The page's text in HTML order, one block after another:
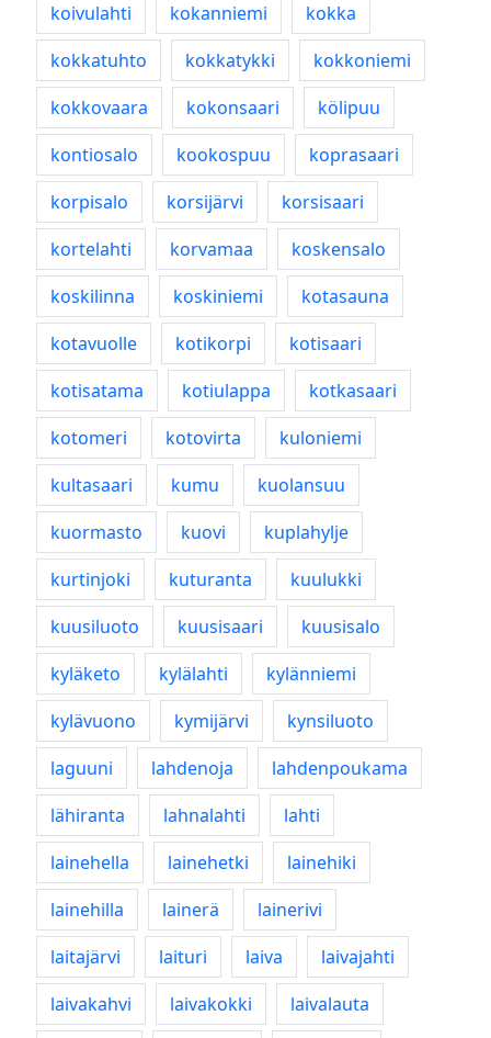
koivulahti
kokanniemi
kokka
kokkatuhto
kokkatykki
kokkoniemi
kokkovaara
kokonsaari
kölipuu
kontiosalo
kookospuu
koprasaari
korpisalo
korsijärvi
korsisaari
kortelahti
korvamaa
koskensalo
koskilinna
koskiniemi
kotasauna
kotavuolle
kotikorpi
kotisaari
kotisatama
kotiulappa
kotkasaari
kotomeri
kotovirta
kuloniemi
kultasaari
kumu
kuolansuu
kuormasto
kuovi
kuplahylje
kurtinjoki
kuturanta
kuulukki
kuusiluoto
kuusisaari
kuusisalo
kyläketo
kylälahti
kylänniemi
kylävuono
kymijärvi
kynsiluoto
laguuni
lahdenoja
lahdenpoukama
lähiranta
lahnalahti
lahti
lainehella
lainehetki
lainehiki
lainehilla
lainerä
lainerivi
laitajärvi
laituri laiva
laivajahti
laivakahvi
laivakokki
laivalauta